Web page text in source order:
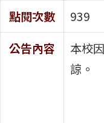
點閱次數
939
公告內容
本校
諒。